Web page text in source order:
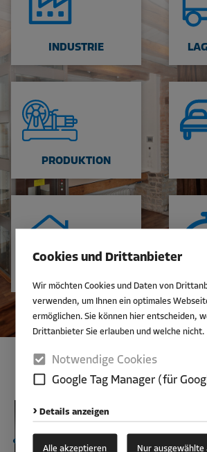
Cookies und Drittanbieter
Wir möchten Cookies und Daten von
verwenden, um Ihnen ein optimales
ermöglichen. Sie können hier entscheiden,
Drittanbieter Sie erlauben und welche nicht.
Notwendige Cookies
Google Tag Manager (für
Details anzeigen
Alle akzeptieren Nur
INDUSTRIE
PRODUKTION
JETZT ANFRAGEN